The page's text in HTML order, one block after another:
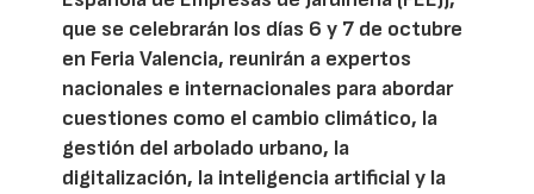
que se celebrarán los días 6 y 7 de octubre
en Feria Valencia, reunirán a expertos
nacionales e internacionales para abordar
cuestiones como el cambio climático, la
gestión del arbolado urbano, la
digitalización, la inteligencia artificial y la